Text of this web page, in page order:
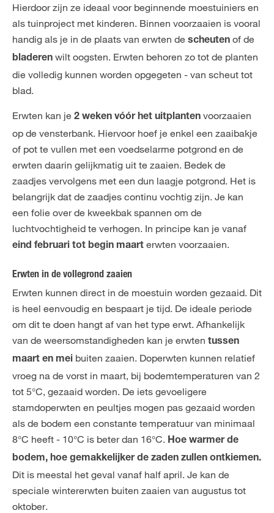
Hierdoor zijn ze ideaal voor beginnende moestuiniers en
als tuinproject met kinderen. Binnen voorzaaien is vooral
handig als je in de plaats van erwten de scheuten of de
bladeren wilt oogsten. Erwten behoren zo tot de planten
die volledig kunnen worden opgegeten - van scheut tot
blad.
Erwten kan je 2 weken vóór het uitplanten voorzaaien
op de vensterbank. Hiervoor hoef je enkel een zaaibakje
of pot te vullen met een voedselarme potgrond en de
erwten daarin gelijkmatig uit te zaaien. Bedek de
zaadjes vervolgens met een dun laagje potgrond. Het is
belangrijk dat de zaadjes continu vochtig zijn. Je kan
een folie over de kweekbak spannen om de
luchtvochtigheid te verhogen. In principe kan je vanaf
eind februari tot begin maart erwten voorzaaien.
Erwten in de vollegrond zaaien
Erwten kunnen direct in de moestuin worden gezaaid. Dit
is heel eenvoudig en bespaart je tijd. De ideale periode
om dit te doen hangt af van het type erwt. Afhankelijk
van de weersomstandigheden kan je erwten tussen
maart en mei buiten zaaien. Doperwten kunnen relatief
vroeg na de vorst in maart, bij bodemtemperaturen van 2
tot 5°C, gezaaid worden. De iets gevoeligere
stamdoperwten en peultjes mogen pas gezaaid worden
als de bodem een constante temperatuur van minimaal
8°C heeft - 10°C is beter dan 16°C. Hoe warmer de
bodem, hoe gemakkelijker de zaden zullen ontkiemen.
Dit is meestal het geval vanaf half april. Je kan de
speciale wintererwten buiten zaaien van augustus tot
oktober.